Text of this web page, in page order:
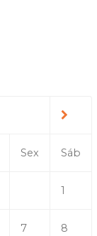
Sex Sáb
1
7 8